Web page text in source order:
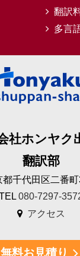
翻訳
多言
社ホンヤク
翻訳部
千代田区二番
080-7297-
アクセス
無料お見積り